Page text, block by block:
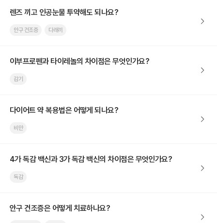
렌즈 끼고 인공눈물 투약해도 되나요?
안구 건조증 다래끼
이부프로펜과 타이레놀의 차이점은 무엇인가요?
감기
다이어트 약 복용법은 어떻게 되나요?
비만
4가 독감 백신과 3가 독감 백신의 차이점은 무엇인가요?
독감
안구 건조증은 어떻게 치료하나요?